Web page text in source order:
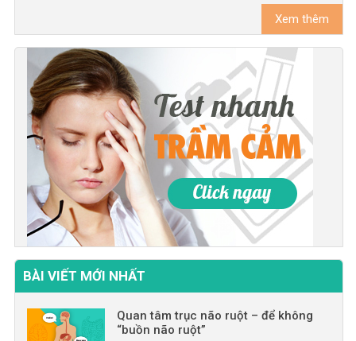
Xem thêm
BÀI VIẾT MỚI NHẤT
Quan tâm trục não ruột – để không
“buồn não ruột”